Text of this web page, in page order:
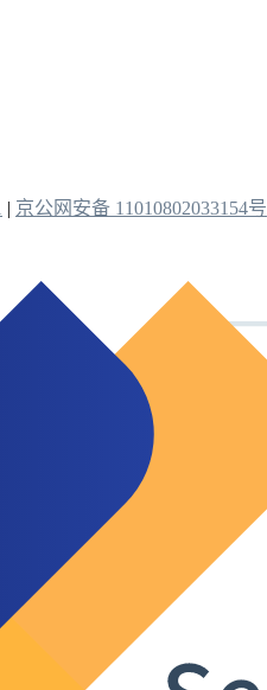
| 京公网安备 11010802033154号